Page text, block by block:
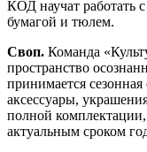
КОД научат работать
бумагой и тюлем.
Своп. Команда
пространство
принимается
аксессуары,
полной
актуальным сроком